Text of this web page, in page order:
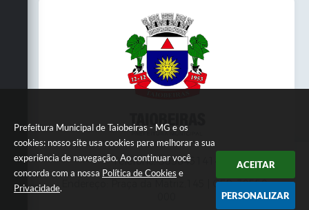
Prefeitura Municipal de Taiobeiras - MG e os
cookies: nosso site usa cookies para melhorar a sua
experiência de navegação. Ao continuar você
concorda com a nossa Política de Cookies e
Privacidade.
ACEITAR
PERSONALIZAR
Telefone: 3838451414
Endereço: Praça da Matriz,145 | CEP: 39550-